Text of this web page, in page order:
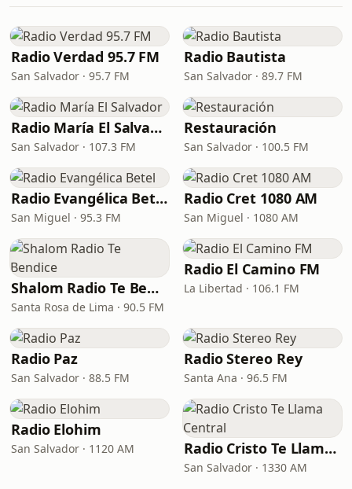
Radio Verdad 95.7 FM
San Salvador · 95.7 FM
Radio Bautista
San Salvador · 89.7 FM
Radio María El Salvador
San Salvador · 107.3 FM
Restauración
San Salvador · 100.5 FM
Radio Evangélica Betel
San Miguel · 95.3 FM
Radio Cret 1080 AM
San Miguel · 1080 AM
Shalom Radio Te Bendice
Santa Rosa de Lima · 90.5 FM
Radio El Camino FM
La Libertad · 106.1 FM
Radio Paz
San Salvador · 88.5 FM
Radio Stereo Rey
Santa Ana · 96.5 FM
Radio Elohim
San Salvador · 1120 AM Radio Cristo Te Llama Central
San Salvador · 1330 AM